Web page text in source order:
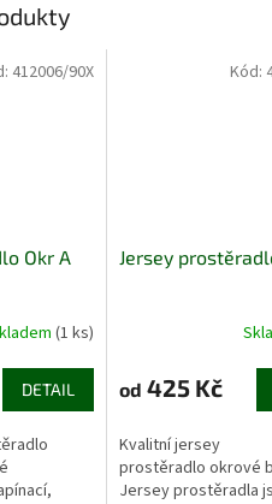
Okr A
(1 ks)
DETAIL
412006/90X
Jersey
od 425 Kč
Kvalitní jersey
prostěradlo okrové
Jersey prostěradla
Kód: